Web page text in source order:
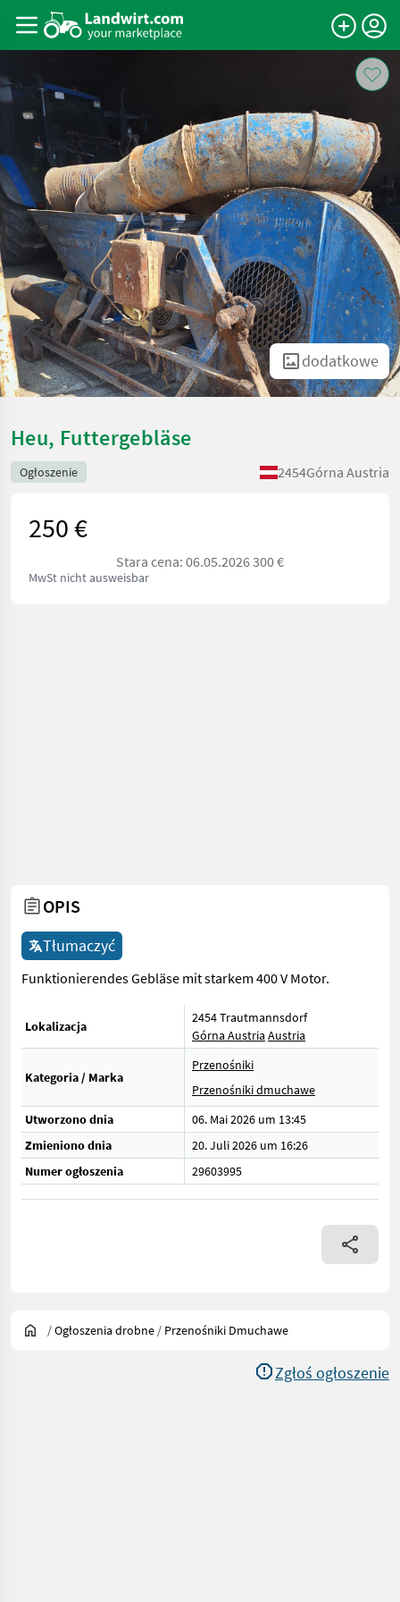
dodatkowe
Heu, Futtergebläse
Ogłoszenie 2454Górna Austria
250 €
Stara cena: 06.05.2026 300 €
MwSt nicht ausweisbar
OPIS
Tłumaczyć
Funktionierendes Gebläse mit starkem 400 V Motor.
Lokalizacja
2454 Trautmannsdorf
Górna Austria Austria
Kategoria / Marka
Przenośniki
Przenośniki dmuchawe
Utworzono dnia
06. Mai 2026 um 13:45
Zmieniono dnia
20. Juli 2026 um 16:26
Numer ogłoszenia
29603995
/Ogłoszenia drobne / Przenośniki Dmuchawe
Zgłoś ogłoszenie